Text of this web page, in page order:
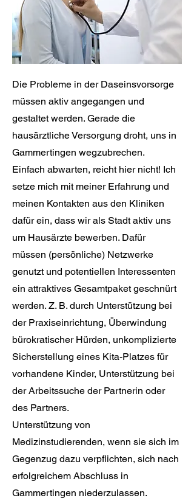
Die Probleme in der Daseinsvorsorge
müssen aktiv angegangen und
gestaltet werden. Gerade die
hausärztliche Versorgung droht, uns in
Gammertingen wegzubrechen.
Einfach abwarten, reicht hier nicht! Ich
setze mich mit meiner Erfahrung und
meinen Kontakten aus den Kliniken
dafür ein, dass wir als Stadt aktiv uns
um Hausärzte bewerben. Dafür
müssen (persönliche) Netzwerke
genutzt und potentiellen Interessenten
ein attraktives Gesamtpaket geschnürt
werden. Z. B. durch Unterstützung bei
der Praxiseinrichtung, Überwindung
bürokratischer Hürden, unkomplizierte
Sicherstellung eines Kita-Platzes für
vorhandene Kinder, Unterstützung bei
der Arbeitssuche der Partnerin oder
des Partners.
Unterstützung von
Medizinstudierenden, wenn sie sich im
Gegenzug dazu verpflichten, sich nach
erfolgreichem Abschluss in
Gammertingen niederzulassen.